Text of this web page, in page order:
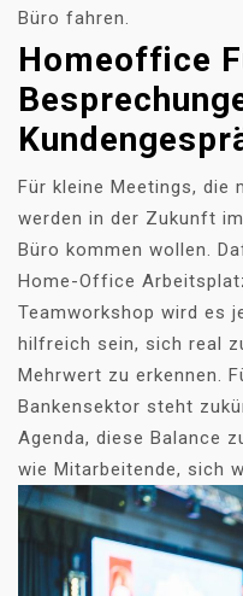
Büro fahren.
Homeoffice
Für kleine Meetings, die
werden in der Zukunft
Büro kommen wollen.
Home-Office
Teamworkshop wird es
hilfreich sein, sich real
Mehrwert zu erkennen.
Bankensektor steht
Agenda, diese Balance
wie Mitarbeitende, sich